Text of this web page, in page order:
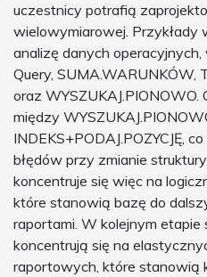
uczestnicy potrafią
wielowymiarowej. Przykłady
analizę danych
Query, SUMA.WARUNKÓW,
oraz
między
INDEKS+PODAJ.POZYCJĘ,
błędów przy zmianie
koncentruje się więc na
które stanowią bazę do
raportami. W kolejnym etapie
koncentrują się na
raportowych, które stanowią